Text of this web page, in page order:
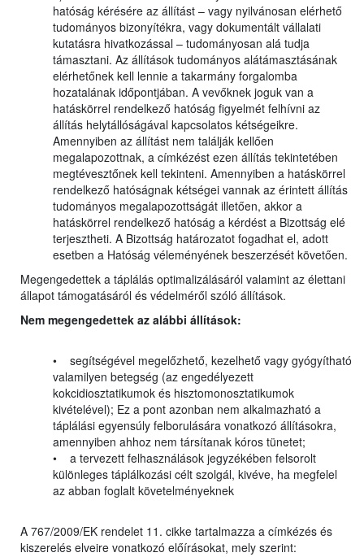
hatóság kérésére az állítást – vagy nyilvánosan elérhető
tudományos bizonyítékra, vagy dokumentált vállalati
kutatásra hivatkozással – tudományosan alá tudja
támasztani. Az állítások tudományos alátámasztásának
elérhetőnek kell lennie a takarmány forgalomba
hozatalának időpontjában. A vevőknek joguk van a
hatáskörrel rendelkező hatóság figyelmét felhívni az
állítás helytállóságával kapcsolatos kétségeikre.
Amennyiben az állítást nem találják kellően
megalapozottnak, a címkézést ezen állítás tekintetében
megtévesztőnek kell tekinteni. Amennyiben a hatáskörrel
rendelkező hatóságnak kétségei vannak az érintett állítás
tudományos megalapozottságát illetően, akkor a
hatáskörrel rendelkező hatóság a kérdést a Bizottság elé
terjesztheti. A Bizottság határozatot fogadhat el, adott
esetben a Hatóság véleményének beszerzését követően.
Megengedettek a táplálás optimalizálásáról valamint az élettani
állapot támogatásáról és védelméről szóló állítások.
Nem megengedettek az alábbi állítások:
• segítségével megelőzhető, kezelhető vagy gyógyítható
valamilyen betegség (az engedélyezett
kokcidiosztatikumok és hisztomonosztatikumok
kivételével); Ez a pont azonban nem alkalmazható a
táplálási egyensúly felborulására vonatkozó állításokra,
amennyiben ahhoz nem társítanak kóros tünetet;
• a tervezett felhasználások jegyzékében felsorolt
különleges táplálkozási célt szolgál, kivéve, ha megfelel
az abban foglalt követelményeknek
A 767/2009/EK rendelet 11. cikke tartalmazza a címkézés és
kiszerelés elveire vonatkozó előírásokat, mely szerint: